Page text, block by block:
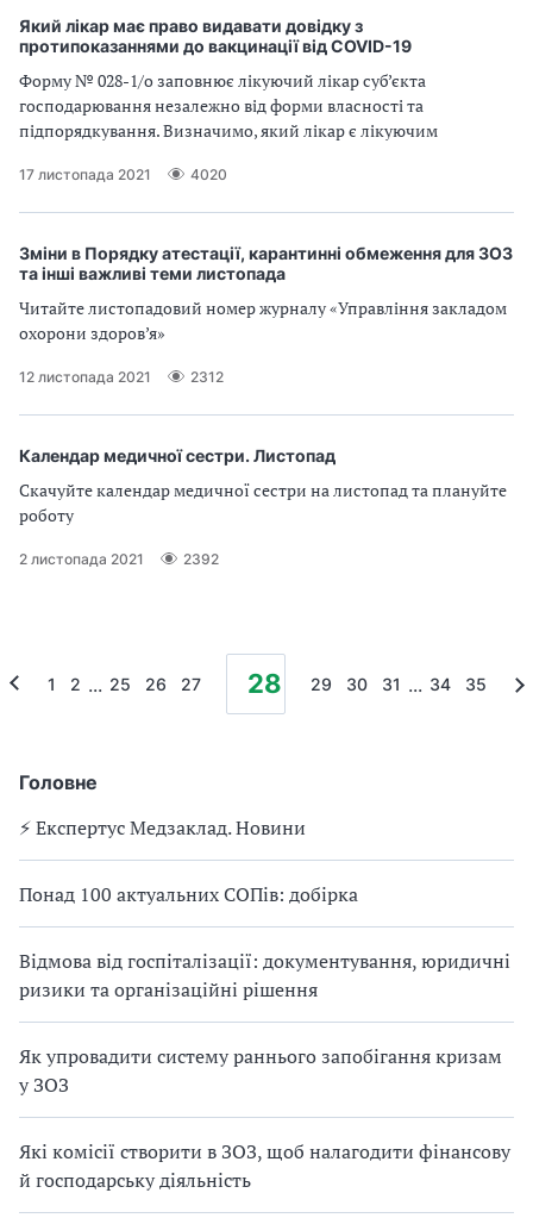
Головне
⚡️ Експертус Медзаклад. Новини
Понад 100 актуальних СОПів: добірка
Відмова від госпіталізації: документування, юридичні
ризики та організаційні рішення
Як упровадити систему раннього запобігання кризам
у ЗОЗ
Які комісії створити в ЗОЗ, щоб налагодити фінансову
й господарську діяльність
Який лікар має право видавати довідку з
протипоказаннями до вакцинації від COVID-19
Форму № 028-1/о заповнює лікуючий лікар суб’єкта
господарювання незалежно від форми власності та
підпорядкування. Визначимо, який лікар є лікуючим
17 листопада 2021 4020
Зміни в Порядку атестації, карантинні обмеження для ЗОЗ
та інші важливі теми листопада
Читайте листопадовий номер журналу «Управління закладом
охорони здоров’я»
12 листопада 2021 2312
Календар медичної сестри. Листопад
Скачуйте календар медичної сестри на листопад та плануйте
роботу
2 листопада 2021 2392
1 2 ... 25 26 27 28 29 30 31 ... 34 35